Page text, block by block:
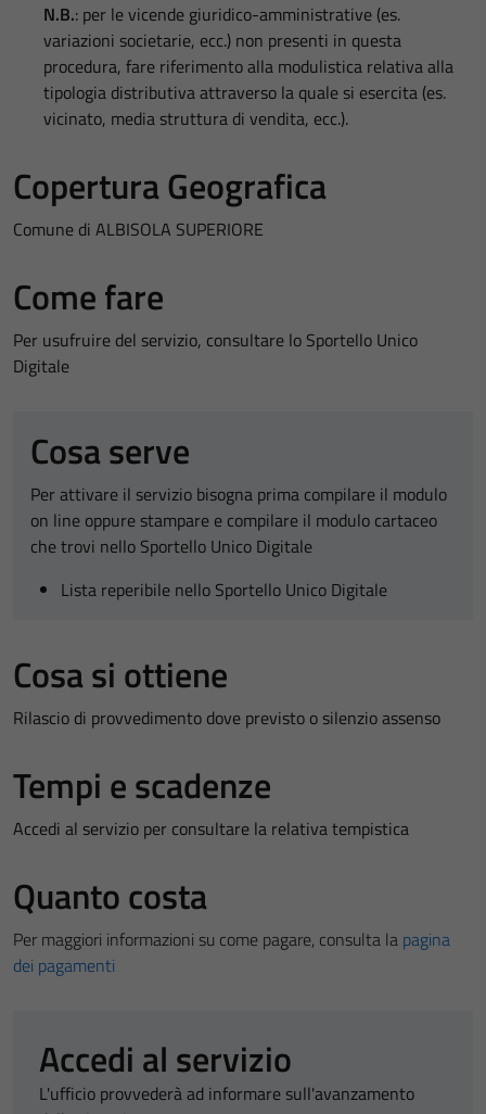
N.B.: per le vicende giuridico-amministrative (es.
variazioni societarie, ecc.) non presenti in questa
procedura, fare riferimento alla modulistica relativa alla
tipologia distributiva attraverso la quale si esercita (es.
vicinato, media struttura di vendita, ecc.).
Copertura Geografica
Comune di ALBISOLA SUPERIORE
Come fare
Per usufruire del servizio, consultare lo Sportello Unico
Digitale
Cosa serve
Per attivare il servizio bisogna prima compilare il modulo
on line oppure stampare e compilare il modulo cartaceo
che trovi nello Sportello Unico Digitale
Lista reperibile nello Sportello Unico Digitale
Cosa si ottiene
Rilascio di provvedimento dove previsto o silenzio assenso
Tempi e scadenze
Accedi al servizio per consultare la relativa tempistica
Quanto costa
Per maggiori informazioni su come pagare, consulta la pagina
dei pagamenti
Accedi al servizio
L'ufficio provvederà ad informare sull'avanzamento